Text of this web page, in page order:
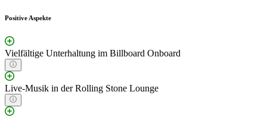
Positive Aspekte
Vielfältige Unterhaltung im Billboard Onboard
Live-Musik in der Rolling Stone Lounge